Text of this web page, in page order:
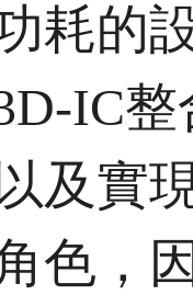
耗的
IC
及實
色，